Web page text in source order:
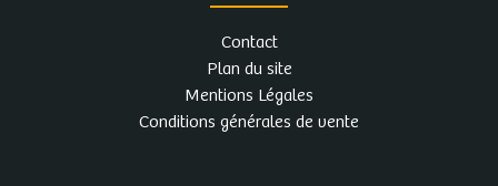
Contact
Plan du site
Mentions Légales
Conditions générales de vente